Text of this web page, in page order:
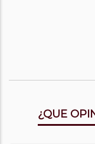
¿QUE